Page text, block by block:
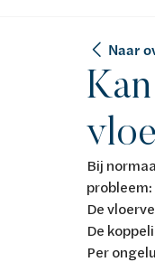
Naar
Bij
probleem:
De
De
Per